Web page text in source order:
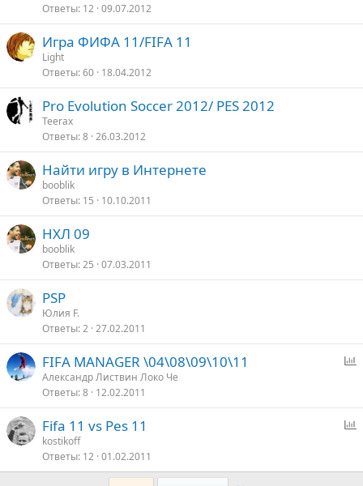
Ответы 12 09.07.2012
Игра ФИФА 11/FIFA 11
Light
Ответы 60 18.04.2012
Pro Evolution Soccer 2012/ PES 2012
Teerax
Ответы 8 26.03.2012
Найти игру в Интернете
booblik
Ответы 15 10.10.2011
НХЛ 09
booblik
Ответы 25 07.03.2011
PSP
Юлия F.
Ответы 2 27.02.2011
о
с
FIFA MANAGER \04\08\09\10\11
Александр Листвин Локо Че
Ответы 8 12.02.2011
о
Fifa 11 vs Pes 11
kostikoff
Ответы 12 01.02.2011